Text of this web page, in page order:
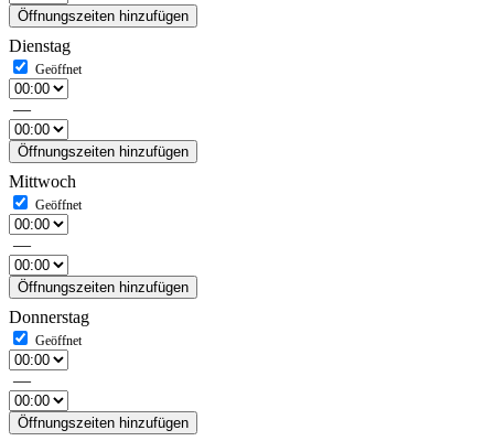
Öffnungszeiten hinzufügen
Dienstag
—
Öffnungszeiten hinzufügen
Mittwoch
—
Öffnungszeiten hinzufügen
Donnerstag
—
Öffnungszeiten hinzufügen